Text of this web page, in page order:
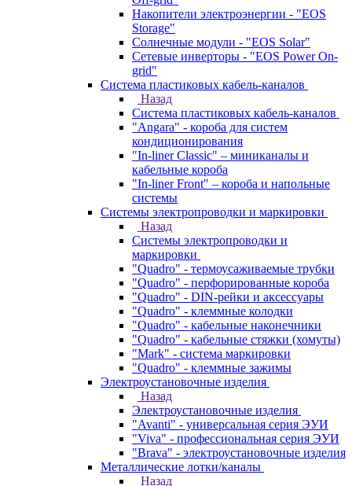
Накопители электроэнергии - "EOS
Storage"
Солнечные модули - "EOS Solar"
Сетевые инверторы - "EOS Power On-
grid"
Система пластиковых кабель-каналов
Назад
Система пластиковых кабель-каналов
"Angara" - короба для систем
кондиционирования
"In-liner Classic" – миниканалы и
кабельные короба
"In-liner Front" – короба и напольные
системы
Системы электропроводки и маркировки
Назад
Системы электропроводки и
маркировки
"Quadro" - термоусаживаемые трубки
"Quadro" - перфорированные короба
"Quadro" - DIN-рейки и аксессуары
"Quadro" - клеммные колодки
"Quadro" - кабельные наконечники
"Quadro" - кабельные стяжки (хомуты)
"Mark" - система маркировки
"Quadro" - клеммные зажимы
Электроустановочные изделия
Назад
Электроустановочные изделия
"Avanti" - универсальная серия ЭУИ
"Viva" - профессиональная серия ЭУИ
"Brava" - электроустановочные изделия
Металлические лотки/каналы
Назад